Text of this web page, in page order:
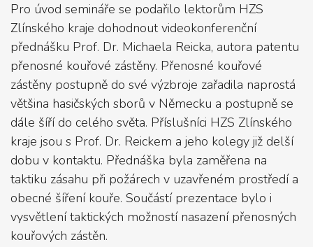
Pro úvod semináře se podařilo lektorům HZS
Zlínského kraje dohodnout videokonferenční
přednášku Prof. Dr. Michaela Reicka, autora patentu
přenosné kouřové zástěny. Přenosné kouřové
zástěny postupně do své výzbroje zařadila naprostá
většina hasičských sborů v Německu a postupně se
dále šíří do celého světa. Příslušníci HZS Zlínského
kraje jsou s Prof. Dr. Reickem a jeho kolegy již delší
dobu v kontaktu. Přednáška byla zaměřena na
taktiku zásahu při požárech v uzavřeném prostředí a
obecné šíření kouře. Součástí prezentace bylo i
vysvětlení taktických možností nasazení přenosných
kouřových zástěn.